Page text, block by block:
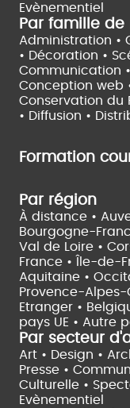
Evènementiel
Par famille de
Administration •
• Décoration •
Communication
Conception web
Conservation du
• Diffusion •
Formation
Par région
À distance •
Bourgogne-
Val de Loire •
France •
Île-de-
Aquitaine •
Provence-Alpes-
Etranger •
pays UE • Autre
Par secteur
Art • Design •
Presse •
Culturelle •
Evènementiel